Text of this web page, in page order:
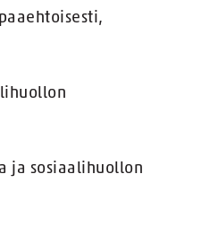
ja sosiaalihuollon